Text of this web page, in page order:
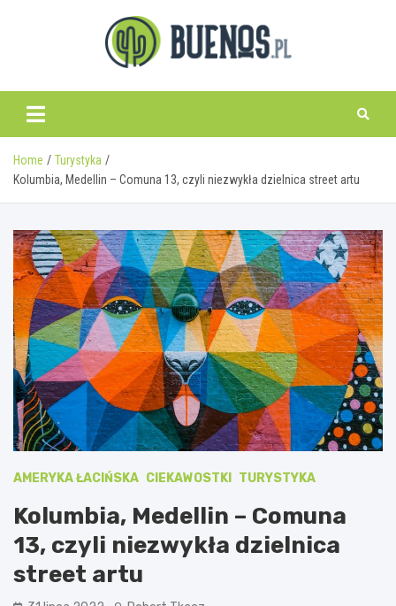
www.buenos.pl
Home
Turystyka
Kolumbia, Medellin – Comuna 13, czyli niezwykła dzielnica street artu
AMERYKA ŁACIŃSKA CIEKAWOSTKI TURYSTYKA
Kolumbia, Medellin – Comuna
13, czyli niezwykła dzielnica
street artu